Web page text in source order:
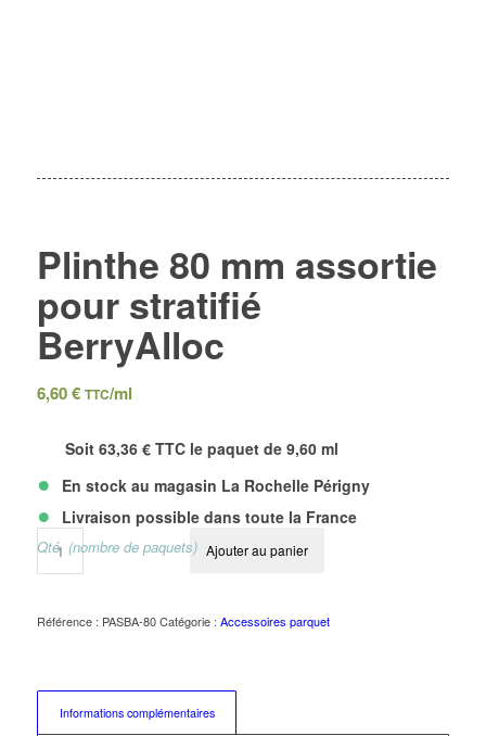
Plinthe 80 mm assortie
pour stratifié
BerryAlloc
6,60 € TTC/ml
Soit 63,36 € TTC le paquet de 9,60 ml
• En stock au magasin La Rochelle Périgny
•Livraison possible dans toute la France
Qté. (nombre de paquets) Ajouter au panier
Référence : PASBA-80 Catégorie : Accessoires parquet
Informations complémentaires